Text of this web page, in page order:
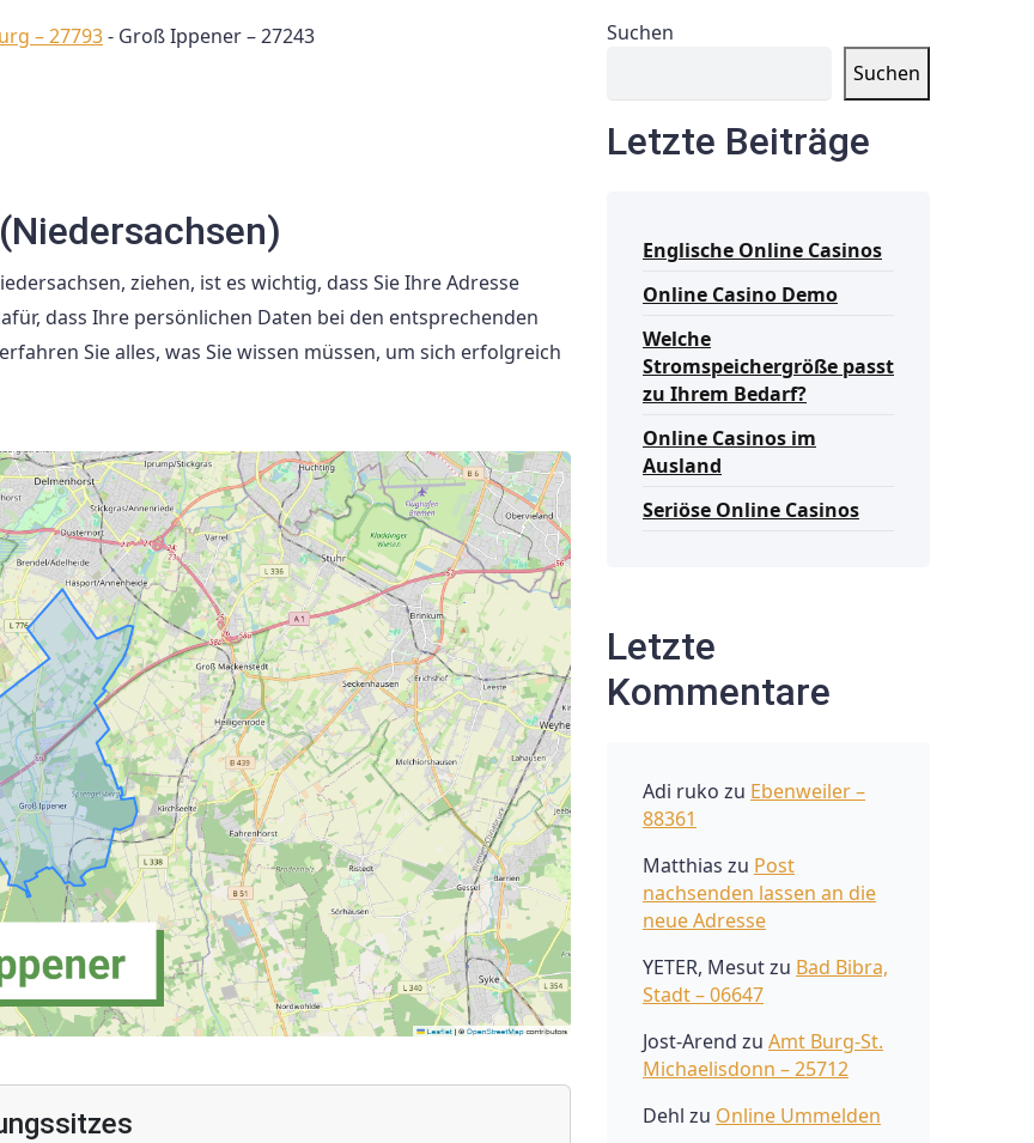
– 27793- Groß Ippener – 27243
ziehen, ist es wichtig, dass Sie Ihre Adresse
dass Ihre persönlichen Daten bei den entsprechenden
Sie alles, was Sie wissen müssen, um sich erfolgreich
Suchen
Suchen
Letzte Beiträge
Englische Online Casinos
Online Casino Demo
Welche
Stromspeichergröße passt
zu Ihrem Bedarf?
Online Casinos im
Ausland
Seriöse Online Casinos
Letzte
Kommentare
Adi ruko zu Ebenweiler –
88361
Matthias zu Post
nachsenden lassen an die
neue Adresse
YETER, Mesutzu Bad Bibra,
Stadt – 06647
Jost-Arend zu Amt Burg-St.
Michaelisdonn – 25712
Dehl zu Online Ummelden